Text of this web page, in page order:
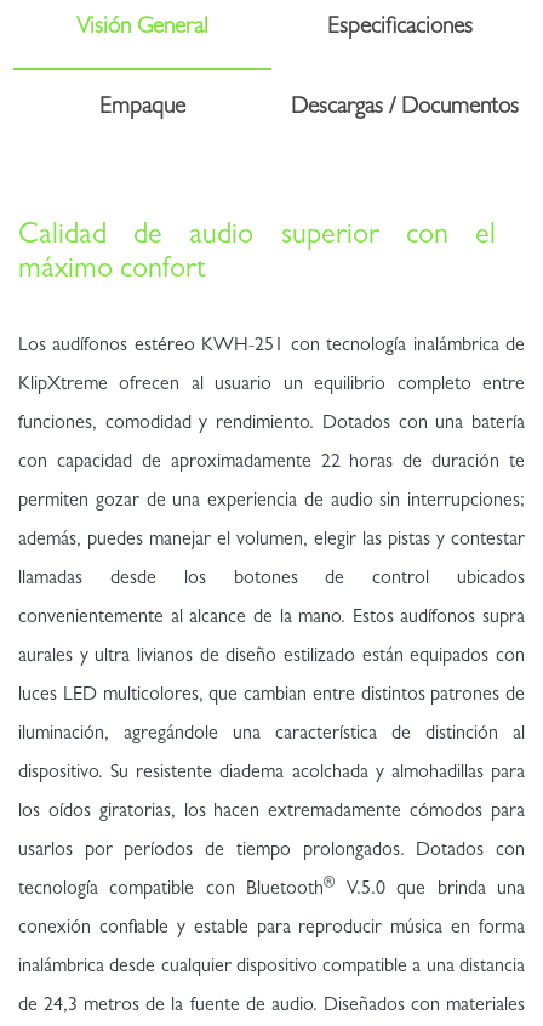
Visión General Especificaciones
Empaque Descargas / Documentos
Calidad de audio superior con el
máximo confort
Los audífonos estéreo KWH-251 con tecnología inalámbrica de
KlipXtreme ofrecen al usuario un equilibrio completo entre
funciones, comodidad y rendimiento. Dotados con una batería
con capacidad de aproximadamente 22 horas de duración te
permiten gozar de una experiencia de audio sin interrupciones;
además, puedes manejar el volumen, elegir las pistas y contestar
llamadas desde los botones de control ubicados
convenientemente al alcance de la mano. Estos audífonos supra
aurales y ultra livianos de diseño estilizado están equipados con
luces LED multicolores, que cambian entre distintos patrones de
iluminación, agregándole una característica de distinción al
dispositivo. Su resistente diadema acolchada y almohadillas para
los oídos giratorias, los hacen extremadamente cómodos para
usarlos por períodos de tiempo prolongados. Dotados con
tecnología compatible con Bluetooth®
V.5.0 que brinda una
conexión confiable y estable para reproducir música en forma
inalámbrica desde cualquier dispositivo compatible a una distancia
de 24,3 metros de la fuente de audio. Diseñados con materiales